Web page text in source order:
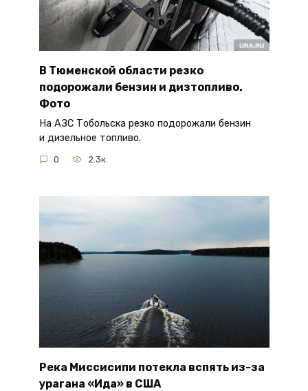
В Тюменской области резко
подорожали бензин и дизтопливо.
Фото
На АЗС Тобольска резко подорожали бензин
и дизельное топливо.
0 2.3к.
Река Миссисипи потекла вспять из-за
урагана «Ида» в США